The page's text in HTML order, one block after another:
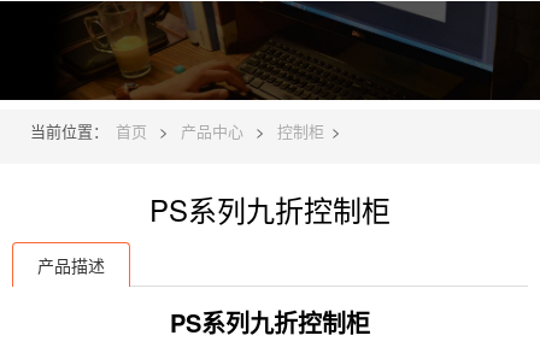
当前位置： 首页 >
控制柜
>
产品中心
>
PS系列九折控制柜
产品描述
PS系列九折控制柜